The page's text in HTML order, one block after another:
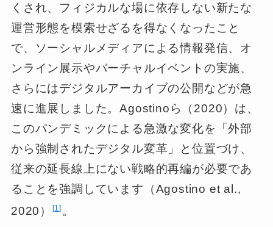
くされ、フィジカルな場に依存しない新たな
運営形態を模索せざるを得なくなったこと
で、ソーシャルメディアによる情報発信、オ
ンライン展示やバーチャルイベントの実施、
さらにはデジタルアーカイブの公開などが急
速に進展しました。Agostinoら（2020）は、
このパンデミックによる急激な変化を「外部
から強制されたデジタル変革」と位置づけ、
従来の延長線上にない戦略的再編が必要であ
ることを強調しています（Agostino et al.,
2020）
1 。